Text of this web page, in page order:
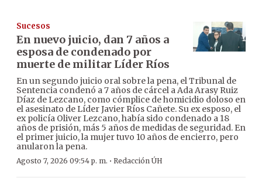
Sucesos
En nuevo juicio, dan 7 años a
esposa de condenado por
muerte de militar Líder Ríos
En un segundo juicio oral sobre la pena, el Tribunal de
Sentencia condenó a 7 años de cárcel a Ada Arasy Ruiz
Díaz de Lezcano, como cómplice de homicidio doloso en
el asesinato de Líder Javier Ríos Cañete. Su ex esposo, el
ex policía Oliver Lezcano, había sido condenado a 18
años de prisión, más 5 años de medidas de seguridad. En
el primer juicio, la mujer tuvo 10 años de encierro, pero
anularon la pena.
Agosto 7, 2026 09:54 p. m. · Redacción ÚH